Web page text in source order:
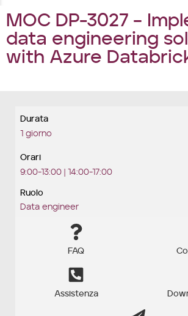
MOC DP-3027 –
data engineering
with Azure
Durata
1 giorno
Orari
9:00-13:00 | 14:00-17:00
Ruolo
Data engineer
FAQ
Assistenza